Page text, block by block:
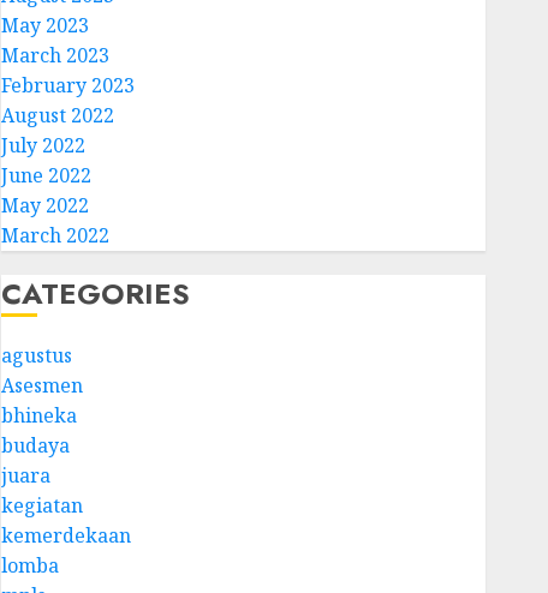
May 2023
March 2023
February 2023
August 2022
July 2022
June 2022
May 2022
March 2022
CATEGORIES
agustus
Asesmen
bhineka
budaya
juara
kegiatan
kemerdekaan
lomba